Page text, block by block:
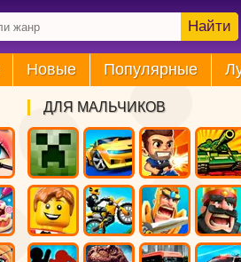
Найти
Новые Популярные
ДЛЯ МАЛЬЧИКОВ